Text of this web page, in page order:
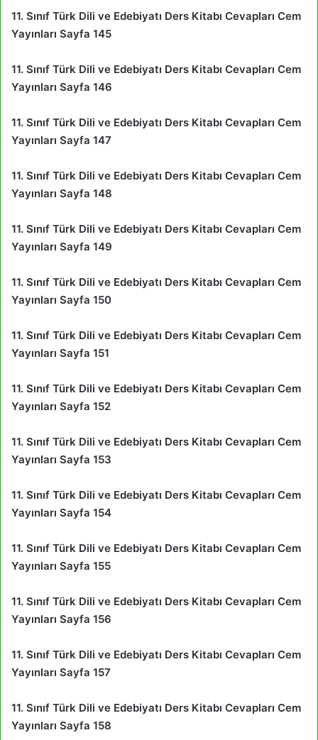
11. Sınıf Türk Dili ve Edebiyatı Ders Kitabı Cevapları Cem
Yayınları Sayfa 145
11. Sınıf Türk Dili ve Edebiyatı Ders Kitabı Cevapları Cem
Yayınları Sayfa 146
11. Sınıf Türk Dili ve Edebiyatı Ders Kitabı Cevapları Cem
Yayınları Sayfa 147
11. Sınıf Türk Dili ve Edebiyatı Ders Kitabı Cevapları Cem
Yayınları Sayfa 148
11. Sınıf Türk Dili ve Edebiyatı Ders Kitabı Cevapları Cem
Yayınları Sayfa 149
11. Sınıf Türk Dili ve Edebiyatı Ders Kitabı Cevapları Cem
Yayınları Sayfa 150
11. Sınıf Türk Dili ve Edebiyatı Ders Kitabı Cevapları Cem
Yayınları Sayfa 151
11. Sınıf Türk Dili ve Edebiyatı Ders Kitabı Cevapları Cem
Yayınları Sayfa 152
11. Sınıf Türk Dili ve Edebiyatı Ders Kitabı Cevapları Cem
Yayınları Sayfa 153
11. Sınıf Türk Dili ve Edebiyatı Ders Kitabı Cevapları Cem
Yayınları Sayfa 154
11. Sınıf Türk Dili ve Edebiyatı Ders Kitabı Cevapları Cem
Yayınları Sayfa 155
11. Sınıf Türk Dili ve Edebiyatı Ders Kitabı Cevapları Cem
Yayınları Sayfa 156
11. Sınıf Türk Dili ve Edebiyatı Ders Kitabı Cevapları Cem
Yayınları Sayfa 157
11. Sınıf Türk Dili ve Edebiyatı Ders Kitabı Cevapları Cem
Yayınları Sayfa 158